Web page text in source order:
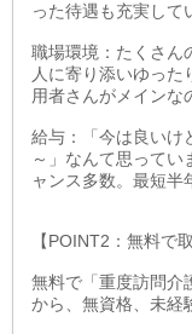
った待遇も充実して
職場環境：たくさん
人に寄り添いゆった
用者さんがメインな
給与：「今は良いけ
～」なんて思ってい
ャンス多数。最短半
【POINT2：無料で
無料で「重度訪問介
から、無資格、未経